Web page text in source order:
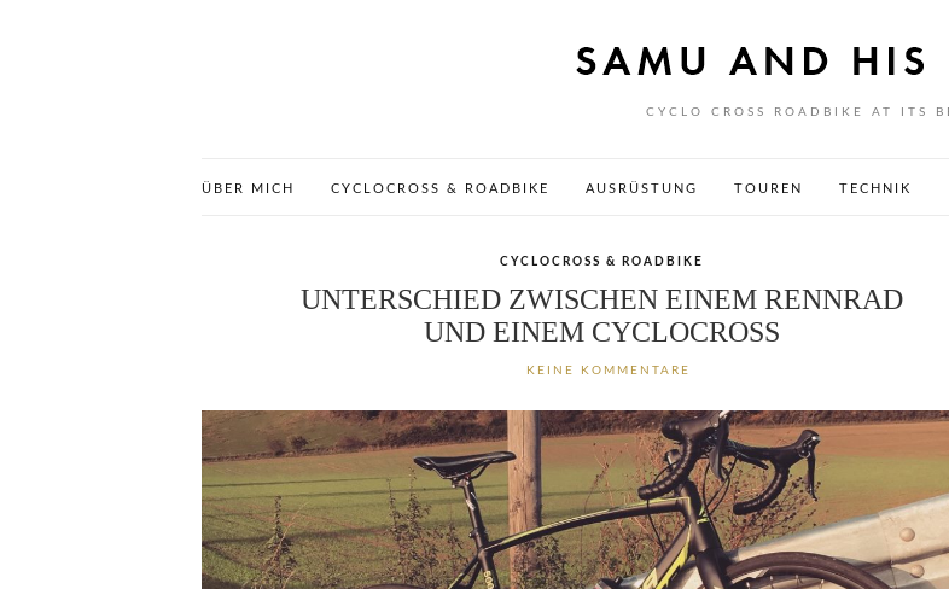
CYCLO CROSS ROADBIKE AT ITS
ÜBER MICH CYCLOCROSS & ROADBIKE AUSRÜSTUNG TOUREN TECHNIK
CYCLOCROSS & ROADBIKE
UNTERSCHIED ZWISCHEN EINEM RENNRAD
UND EINEM CYCLOCROSS
KEINE KOMMENTARE